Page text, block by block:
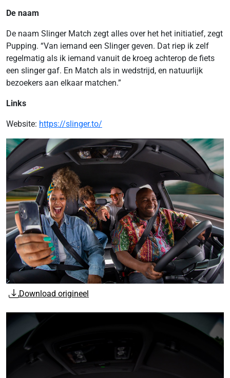
De naam
De naam Slinger Match zegt alles over het het initiatief, zegt
Pupping. “Van iemand een Slinger geven. Dat riep ik zelf
regelmatig als ik iemand vanuit de kroeg achterop de fiets
een slinger gaf. En Match als in wedstrijd, en natuurlijk
bezoekers aan elkaar matchen.”
Links
Website: https://slinger.to/
Download origineel